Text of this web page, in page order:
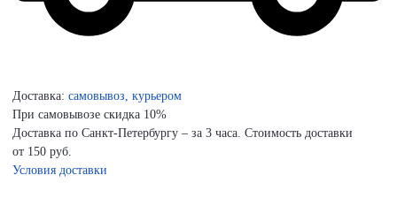
Доставка: самовывоз, курьером
При самовывозе скидка 10%
Доставка по Санкт-Петербургу – за 3 часа. Стоимость доставки
от 150 руб.
Условия доставки